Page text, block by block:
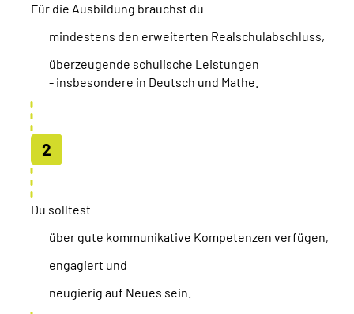
Für die Ausbildung brauchst du
mindestens den erweiterten Realschulabschluss,
überzeugende schulische Leistungen
- insbesondere in Deutsch und Mathe.
Du solltest
über gute kommunikative Kompetenzen verfügen,
engagiert und
neugierig auf Neues sein.